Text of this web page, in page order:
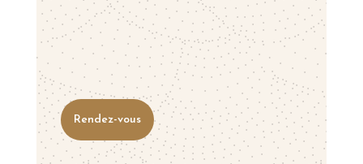
Rendez-vous